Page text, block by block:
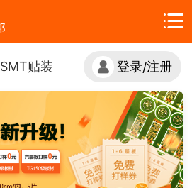
SMT贴装 登录/注册